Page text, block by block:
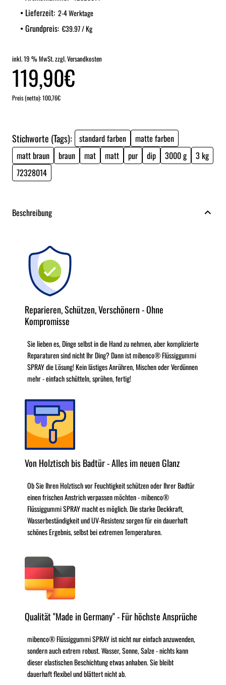
Lieferzeit: 2-4 Werktage
Grundpreis: €39.97 / Kg
inkl. 19 % MwSt. zzgl. Versandkosten
119,90€
Preis (netto): 100,76€
Stichworte (Tags): standard farben
matte farben
matt braun
braun mat matt pur dip 3000 g
3 kg
72328014
Beschreibung
Reparieren, Schützen, Verschönern - Ohne
Kompromisse
Sie lieben es, Dinge selbst in die Hand zu nehmen, aber komplizierte
Reparaturen sind nicht Ihr Ding? Dann ist mibenco® Flüssiggummi
SPRAY die Lösung! Kein lästiges Anrühren, Mischen oder Verdünnen
mehr - einfach schütteln, sprühen, fertig!
Von Holztisch bis Badtür - Alles im neuen Glanz
Ob Sie Ihren Holztisch vor Feuchtigkeit schützen oder Ihrer Badtür
einen frischen Anstrich verpassen möchten - mibenco®
Flüssiggummi SPRAY macht es möglich. Die starke Deckkraft,
Wasserbeständigkeit und UV-Resistenz sorgen für ein dauerhaft
schönes Ergebnis, selbst bei extremen Temperaturen.
Qualität "Made in Germany" - Für höchste Ansprüche
mibenco® Flüssiggummi SPRAY ist nicht nur einfach anzuwenden,
sondern auch extrem robust. Wasser, Sonne, Salze - nichts kann
dieser elastischen Beschichtung etwas anhaben. Sie bleibt
dauerhaft flexibel und blättert nicht ab.